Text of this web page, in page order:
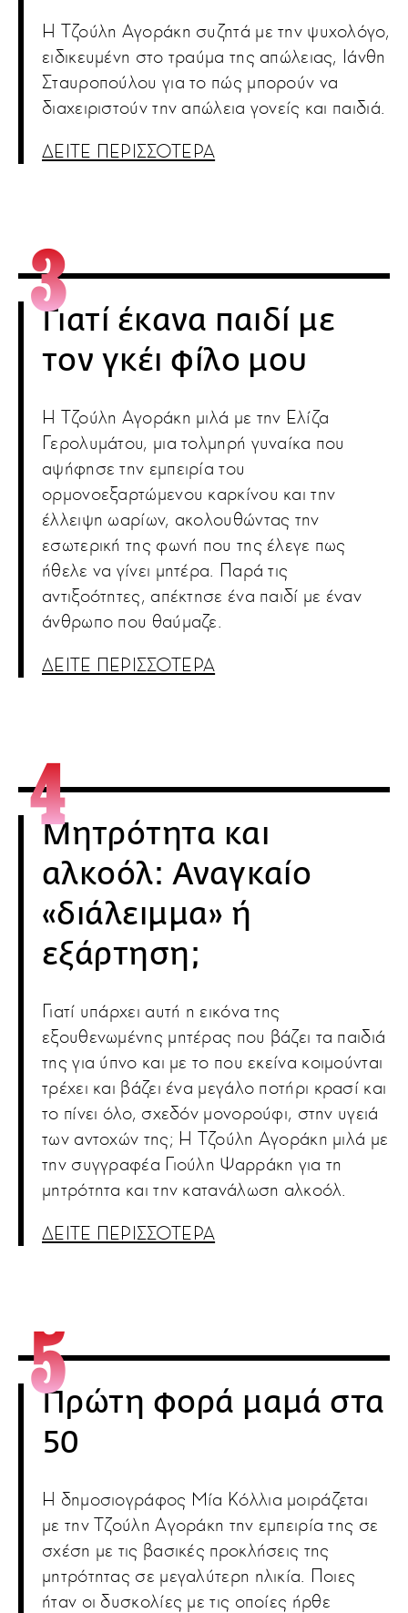
Η Τζούλη Αγοράκη συζητά με την ψυχολόγο,
ειδικευμένη στο τραύμα της απώλειας, Ιάνθη
Σταυροπούλου για το πώς μπορούν να
διαχειριστούν την απώλεια γονείς και παιδιά.
ΔΕΙΤΕ ΠΕΡΙΣΣΟΤΕΡΑ
Γιατί έκανα παιδί με
τον γκέι φίλο μου
Η Τζούλη Αγοράκη μιλά με την Ελίζα
Γερολυμάτου, μια τολμηρή γυναίκα που
αψήφησε την εμπειρία του
ορμονοεξαρτώμενου καρκίνου και την
έλλειψη ωαρίων, ακολουθώντας την
εσωτερική της φωνή που της έλεγε πως
ήθελε να γίνει μητέρα. Παρά τις
αντιξοότητες, απέκτησε ένα παιδί με έναν
άνθρωπο που θαύμαζε.
ΔΕΙΤΕ ΠΕΡΙΣΣΟΤΕΡΑ
Μητρότητα και
αλκοόλ: Αναγκαίο
«διάλειμμα» ή
εξάρτηση;
Γιατί υπάρχει αυτή η εικόνα της
εξουθενωμένης μητέρας που βάζει τα παιδιά
της για ύπνο και με το που εκείνα κοιμούνται
τρέχει και βάζει ένα μεγάλο ποτήρι κρασί και
το πίνει όλο, σχεδόν μονορούφι, στην υγειά
των αντοχών της; Η Τζούλη Αγοράκη μιλά με
την συγγραφέα Γιούλη Ψαρράκη για τη
μητρότητα και την κατανάλωση αλκοόλ.
ΔΕΙΤΕ ΠΕΡΙΣΣΟΤΕΡΑ
Πρώτη φορά μαμά στα
50
Η δημοσιογράφος Μία Κόλλια μοιράζεται
με την Τζούλη Αγοράκη την εμπειρία της σε
σχέση με τις βασικές προκλήσεις της
μητρότητας σε μεγαλύτερη ηλικία. Ποιες
ήταν οι δυσκολίες με τις οποίες ήρθε